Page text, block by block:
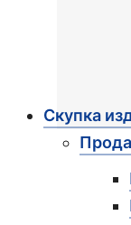
Скупка